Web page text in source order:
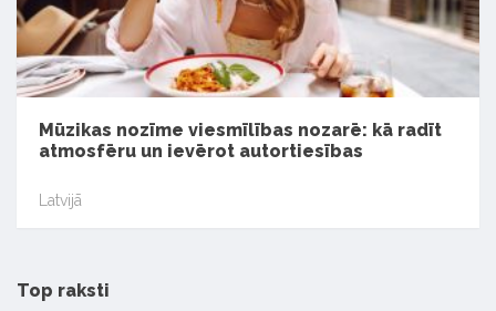
Mūzikas nozīme viesmīlības nozarē: kā radīt
atmosfēru un ievērot autortiesības
Latvijā
Top raksti